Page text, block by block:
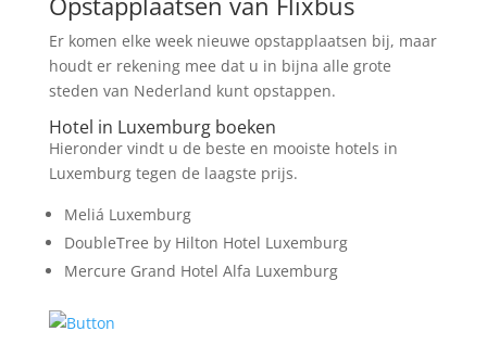
Er komen elke week nieuwe opstapplaatsen bij, maar
houdt er rekening mee dat u in bijna alle grote
steden van Nederland kunt opstappen.
Hotel in Luxemburg boeken
Hieronder vindt u de beste en mooiste hotels in
Luxemburg tegen de laagste prijs.
Meliá Luxemburg
DoubleTree by Hilton Hotel Luxemburg
Mercure Grand Hotel Alfa Luxemburg